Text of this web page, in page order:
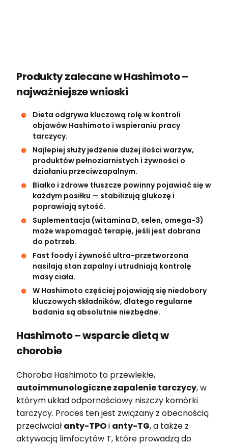
Produkty zalecane w Hashimoto –
najważniejsze wnioski
Dieta odgrywa kluczową rolę w kontroli
objawów Hashimoto i wspieraniu pracy
tarczycy.
Najlepiej służy jedzenie dużej ilości warzyw,
produktów pełnoziarnistych i żywności o
działaniu przeciwzapalnym.
Białko i zdrowe tłuszcze powinny pojawiać się w
każdym posiłku — stabilizują glukozę i
poprawiają sytość.
Suplementacja (witamina D, selen, omega-3)
może wspomagać terapię, jeśli jest dobrana
do potrzeb.
Fast foody i żywność ultra-przetworzona
nasilają stan zapalny i utrudniają kontrolę
masy ciała.
W Hashimoto częściej pojawiają się niedobory
kluczowych składników, dlatego regularne
badania są absolutnie niezbędne.
Hashimoto – wsparcie dietą w
chorobie
Choroba Hashimoto to przewlekłe,
autoimmunologiczne zapalenie tarczycy, w
którym układ odpornościowy niszczy komórki
tarczycy. Proces ten jest związany z obecnością
przeciwciałanty-TPOi anty-TG, a także z
aktywacją limfocytów T, które prowadzą do